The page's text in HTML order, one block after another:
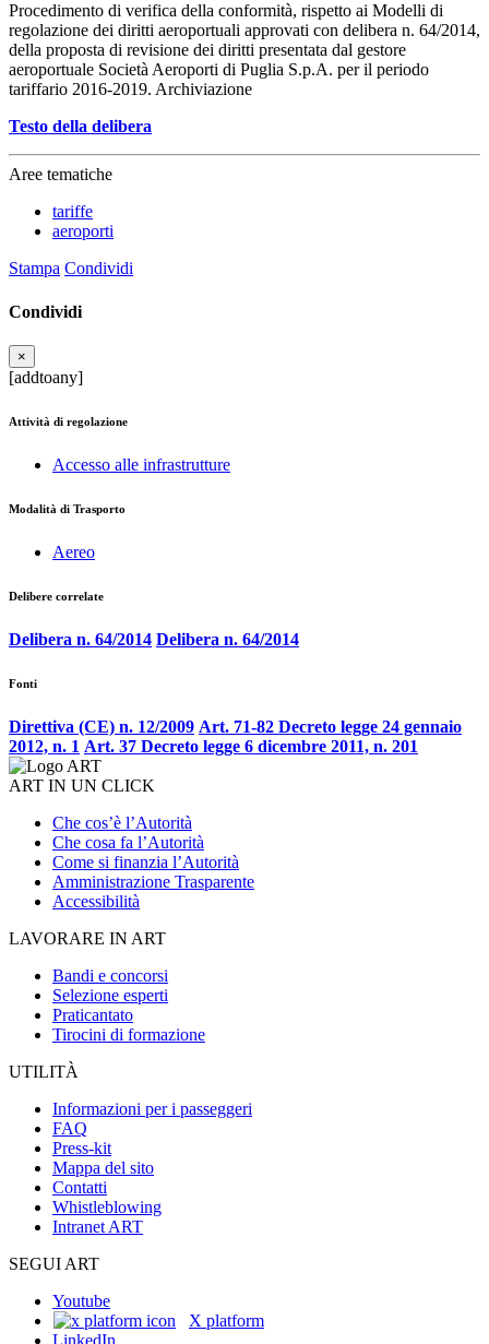
Procedimento di verifica della conformità, rispetto ai Modelli di
regolazione dei diritti aeroportuali approvati con delibera n. 64/2014,
della proposta di revisione dei diritti presentata dal gestore
aeroportuale Società Aeroporti di Puglia S.p.A. per il periodo
tariffario 2016-2019. Archiviazione
Testo della delibera
Aree tematiche
tariffe
aeroporti
Stampa Condividi
Condividi
×
[addtoany]
Attività di regolazione
Accesso alle infrastrutture
Modalità di Trasporto
Aereo
Delibere correlate
Delibera n. 64/2014 Delibera n. 64/2014
Fonti
Direttiva (CE) n. 12/2009 Art. 71-82 Decreto legge 24 gennaio
2012, n. 1 Art. 37 Decreto legge 6 dicembre 2011, n. 201
ART IN UN CLICK
Che cos’è l’Autorità
Che cosa fa l’Autorità
Come si finanzia l’Autorità
Amministrazione Trasparente
Accessibilità
LAVORARE IN ART
Bandi e concorsi
Selezione esperti
Praticantato
Tirocini di formazione
UTILITÀ
Informazioni per i passeggeri
FAQ
Press-kit
Mappa del sito
Contatti
Whistleblowing
Intranet ART
SEGUI ART
Youtube
X platform
LinkedIn